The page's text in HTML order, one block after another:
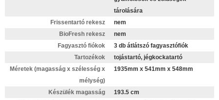
tárolására
Frissentartó rekesz
nem
BioFresh rekesz
nem
Fagyasztó fiókok
3 db átlátszó fagyasztófiók
Tartozékok
tojástartó, jégkockatartó
Méretek (magasság x szélesség x
mélység)
1935mm x 541mm x 548mm
Készülék magasság
193.5 cm